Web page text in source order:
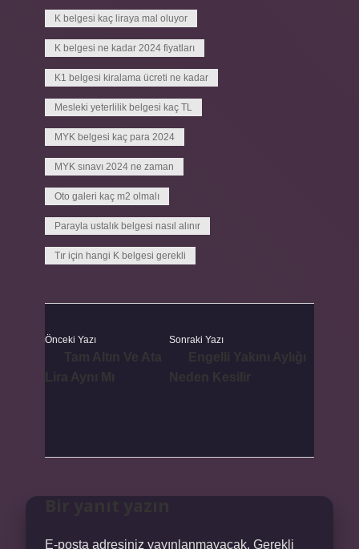
K belgesi kaç liraya mal oluyor
K belgesi ne kadar 2024 fiyatları
K1 belgesi kiralama ücreti ne kadar
Mesleki yeterlilik belgesi kaç TL
MYK belgesi kaç para 2024
MYK sınavı 2024 ne zaman
Oto galeri kaç m2 olmalı
Parayla ustalık belgesi nasıl alınır
Tır için hangi K belgesi gerekli
Önceki Yazı Sonraki Yazı
E-posta adresiniz yayınlanmayacak. Gerekli